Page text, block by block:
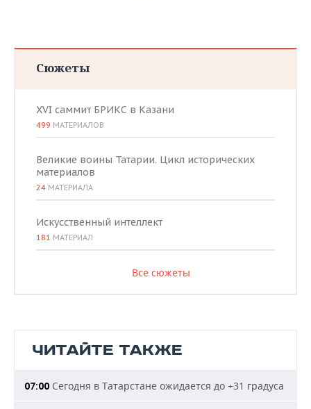
Сюжеты
XVI саммит БРИКС в Казани
499 МАТЕРИАЛОВ
Великие воины Татарии. Цикл исторических
материалов
24 МАТЕРИАЛА
Искусственный интеллект
181 МАТЕРИАЛ
Все сюжеты
ЧИТАЙТЕ ТАКЖЕ
07:00 Сегодня в Татарстане ожидается до +31 градуса